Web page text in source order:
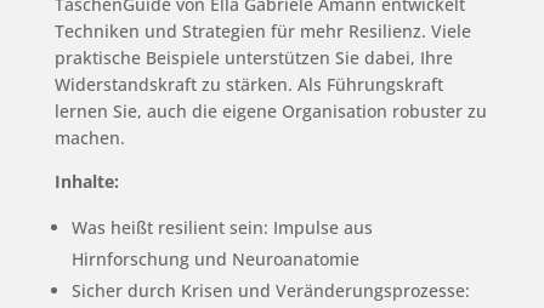
Techniken und Strategien für mehr Resilienz. Viele
praktische Beispiele unterstützen Sie dabei, Ihre
Widerstandskraft zu stärken. Als Führungskraft
lernen Sie, auch die eigene Organisation robuster zu
machen.
Inhalte:
Was heißt resilient sein: Impulse aus
Hirnforschung und Neuroanatomie
Sicher durch Krisen und Veränderungsprozesse: